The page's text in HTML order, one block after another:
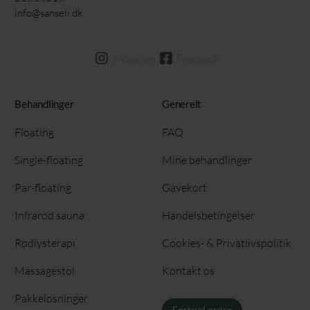
info@sanseli.dk
Behandlinger
Floating
Single-floating
Par-floating
Infrarød sauna
Rødlysterapi
Massagestol
Pakkeløsninger
Generelt
FAQ
Mine behandlinger
Gavekort
Handelsbetingelser
Cookies- & Privatlivspolitik
Kontakt os